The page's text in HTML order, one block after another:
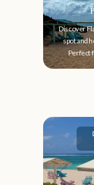
Discover
spot and
Perfect